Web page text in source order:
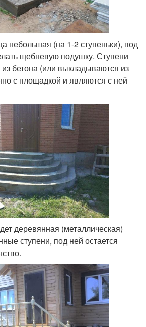
небольшая (на 1-2 ступеньки), под
щебневую подушку. Ступени
бетона (или выкладываются из
с площадкой и являются с ней
деревянная (металлическая)
ступени, под ней остается